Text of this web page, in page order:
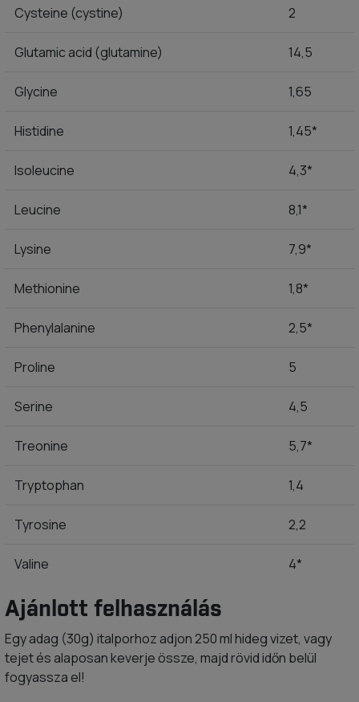
Cysteine (cystine) 2
Glutamic acid (glutamine) 14,5
Glycine 1,65
Histidine 1,45*
Isoleucine 4,3*
Leucine 8,1*
Lysine 7,9*
Methionine 1,8*
Phenylalanine 2,5*
Proline 5
Serine 4,5
Treonine 5,7*
Tryptophan 1,4
Tyrosine 2,2
Valine 4*
Ajánlott felhasználás
Egy adag (30g) italporhoz adjon 250 ml hideg vizet, vagy
tejet és alaposan keverje össze, majd rövid időn belül
fogyassza el!